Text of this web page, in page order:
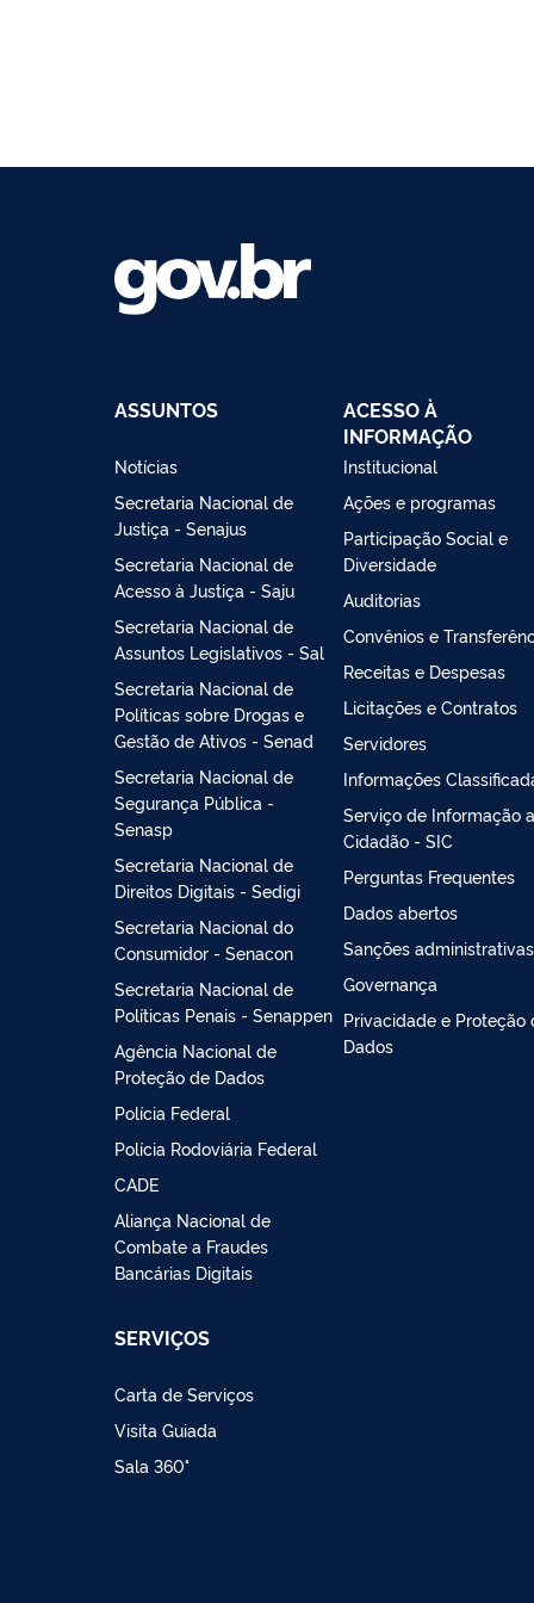
ASSUNTOS
Notícias
Secretaria Nacional de
Justiça - Senajus
Secretaria Nacional de
Acesso à Justiça - Saju
Secretaria Nacional de
Assuntos Legislativos - Sal
Secretaria Nacional de
Políticas sobre Drogas e
Gestão de Ativos - Senad
Secretaria Nacional de
Segurança Pública -
Senasp
Secretaria Nacional de
Direitos Digitais - Sedigi
Secretaria Nacional do
Consumidor - Senacon
Secretaria Nacional de
Políticas Penais - Senappen
Agência Nacional de
Proteção de Dados
Polícia Federal
Polícia Rodoviária Federal
CADE
Aliança Nacional de
Combate a Fraudes
Bancárias Digitais
ACESSO À
INFORMAÇÃO
Institucional
Ações e programas
Participação Social e
Diversidade
Auditorias
Convênios e
Receitas e Despesas
Licitações e Contratos
Servidores
Informações
Serviço de Informação
Cidadão - SIC
Perguntas Frequentes
Dados abertos
Sanções administrativas
Governança
Privacidade e Proteção
Dados
SERVIÇOS
Carta de Serviços
Visita Guiada
Sala 360°